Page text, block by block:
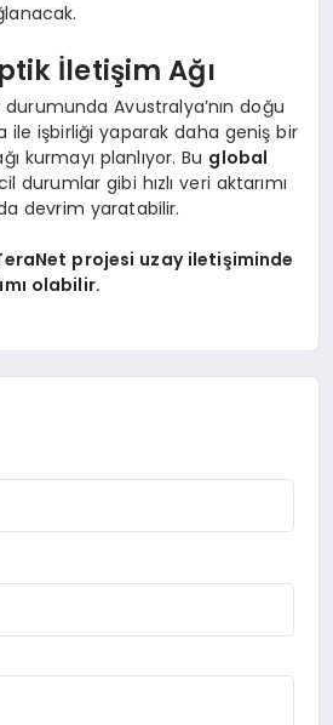
İletişim Ağı
durumunda Avustralya’nın doğu
ile işbirliği yaparak daha geniş bir
kurmayı planlıyor. Bu global
durumlar gibi hızlı veri aktarımı
devrim yaratabilir.
projesi uzay iletişiminde
olabilir.